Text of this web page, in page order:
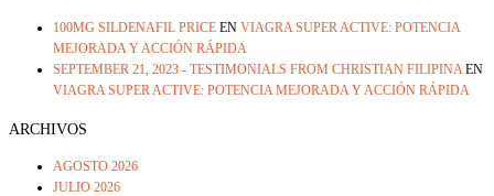
100MG SILDENAFIL PRICE EN VIAGRA SUPER ACTIVE: POTENCIA
MEJORADA Y ACCIÓN RÁPIDA
SEPTEMBER 21, 2023 - TESTIMONIALS FROM CHRISTIAN FILIPINA EN
VIAGRA SUPER ACTIVE: POTENCIA MEJORADA Y ACCIÓN RÁPIDA
ARCHIVOS
AGOSTO 2026
JULIO 2026